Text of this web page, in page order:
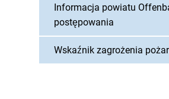
Informacja powiatu
postępowania
Wskaźnik zagrożenia